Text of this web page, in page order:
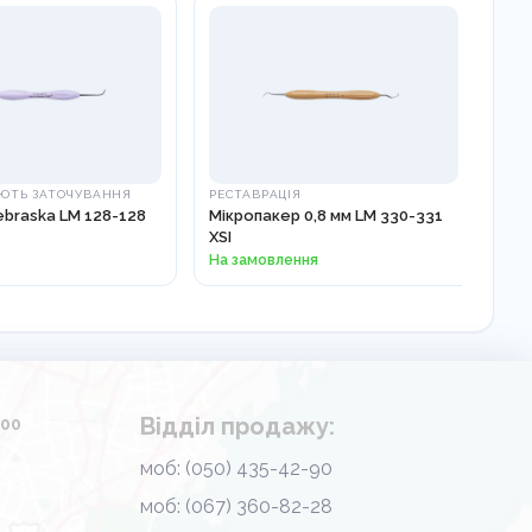
ЗАТОЧУВАННЯ
LM 128-128
РЕСТАВРАЦІЯ
Мікропакер 0,8 мм LM 330-331
XSI
На замовлення
Відділ продажу:
моб: (050) 435-42-90
моб: (067) 360-82-28